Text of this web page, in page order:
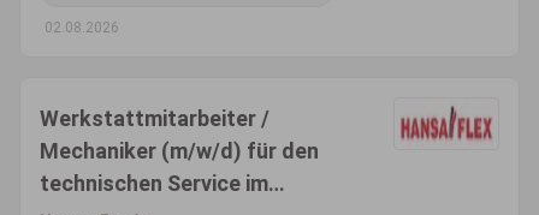
02.08.2026
Werkstattmitarbeiter /
Mechaniker (m/w/d) für den
technischen Service im